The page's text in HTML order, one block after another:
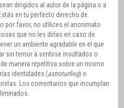
dirigidos al autor de la página o a
en tu perfecto derecho de
por favor, no utilices el anonimato
que no les dirías en caso de
un ambiente agradable en el que
sin temor a sentirse insultados o
manera repetitiva sobre un mismo
identidades (astroturfing) o
Los comentarios que incumplan